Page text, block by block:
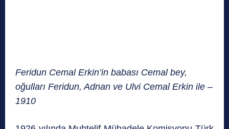
Feridun Cemal Erkin’in babası Cemal bey,
oğulları Feridun, Adnan ve Ulvi Cemal Erkin ile –
1910